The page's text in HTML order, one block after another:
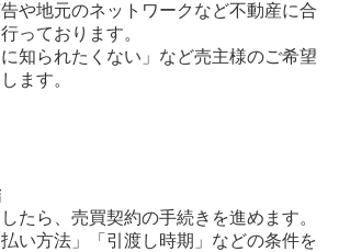
や地元のネットワークなど不動産に合
っております。
知られたくない」など売主様のご希望
ます。
たら、売買契約の手続きを進めます。
払い方法」「引渡し時期」などの条件を